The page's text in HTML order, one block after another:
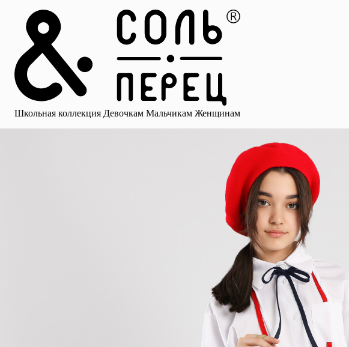
Школьная коллекция Девочкам Мальчикам Женщинам
Главная
Каталог
Избранное
Профиль
Корзина
Школьная коллекция
Мальчикам Женщинам
Брюки для мальчиков
для девочек Носки Рубашки Платья и сарафаны Юбки